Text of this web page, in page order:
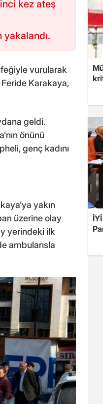
kez ateş
vurularak
Feride Karakaya,
geldi.
önünü
genç kadını
yakın
üzerine olay
yerindeki ilk
ambulansla